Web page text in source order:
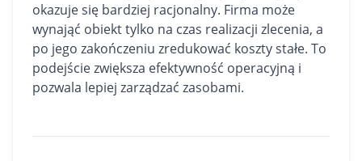
okazuje się bardziej racjonalny. Firma może
wynająć obiekt tylko na czas realizacji zlecenia, a
po jego zakończeniu zredukować koszty stałe. To
podejście zwiększa efektywność operacyjną i
pozwala lepiej zarządzać zasobami.